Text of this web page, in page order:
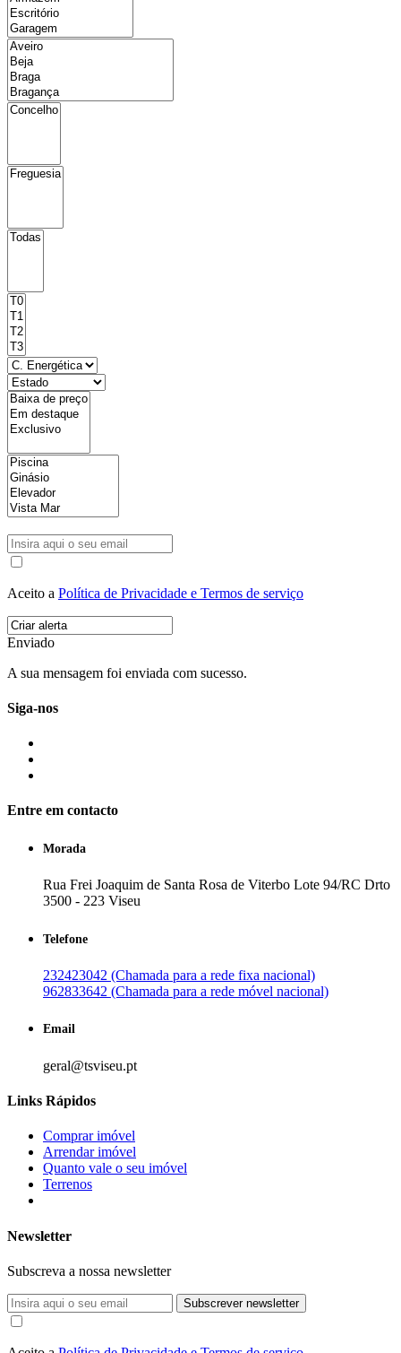
Aceito a Política de Privacidade e Termos de serviço
Enviado
A sua mensagem foi enviada com sucesso.
Siga-nos
Entre em contacto
Morada
Rua Frei Joaquim de Santa Rosa de Viterbo Lote 94/RC Drto
3500 - 223 Viseu
Telefone
232423042 (Chamada para a rede fixa nacional)
962833642 (Chamada para a rede móvel nacional)
Email
geral@tsviseu.pt
Links Rápidos
Comprar imóvel
Arrendar imóvel
Quanto vale o seu imóvel
Terrenos
Newsletter
Subscreva a nossa newsletter
Subscrever newsletter